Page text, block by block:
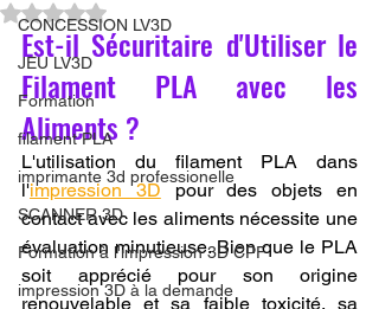
CONCESSION LV3D
JEU LV3D
Formation
filament PLA
imprimante 3d professionelle
SCANNER 3D
Formation à l'impression 3D CPF
impression 3D à la demande
Noté NaN étoiles sur 5.
Est-il Sécuritaire d'Utiliser le
Filament PLA avec les
Aliments ?
L'utilisation du filament PLA dans
l'impression 3D pour des objets en
contact avec les aliments nécessite une
évaluation minutieuse. Bien que le PLA
soit apprécié pour son origine
renouvelable et sa faible toxicité, sa